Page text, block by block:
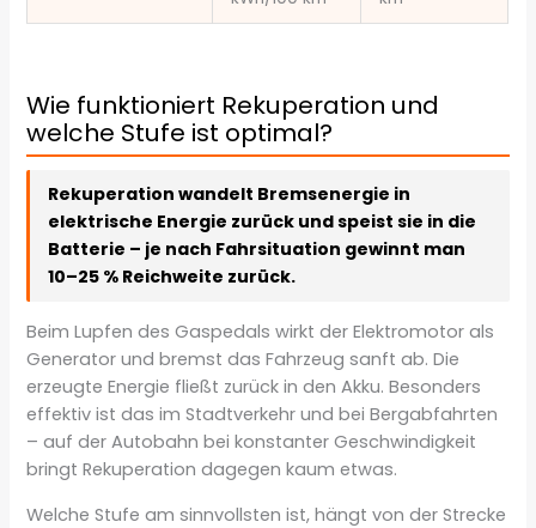
Wie funktioniert Rekuperation und
welche Stufe ist optimal?
Rekuperation wandelt Bremsenergie in
elektrische Energie zurück und speist sie in die
Batterie – je nach Fahrsituation gewinnt man
10–25 % Reichweite zurück.
Beim Lupfen des Gaspedals wirkt der Elektromotor als
Generator und bremst das Fahrzeug sanft ab. Die
erzeugte Energie fließt zurück in den Akku. Besonders
effektiv ist das im Stadtverkehr und bei Bergabfahrten
– auf der Autobahn bei konstanter Geschwindigkeit
bringt Rekuperation dagegen kaum etwas.
Welche Stufe am sinnvollsten ist, hängt von der Strecke